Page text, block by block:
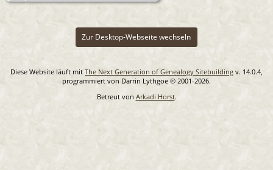
Zur Desktop-Webseite wechseln
Diese Website läuft mit The Next Generation of Genealogy Sitebuilding v. 14.0.4,
programmiert von Darrin Lythgoe © 2001-2026.
Betreut von Arkadi Horst.